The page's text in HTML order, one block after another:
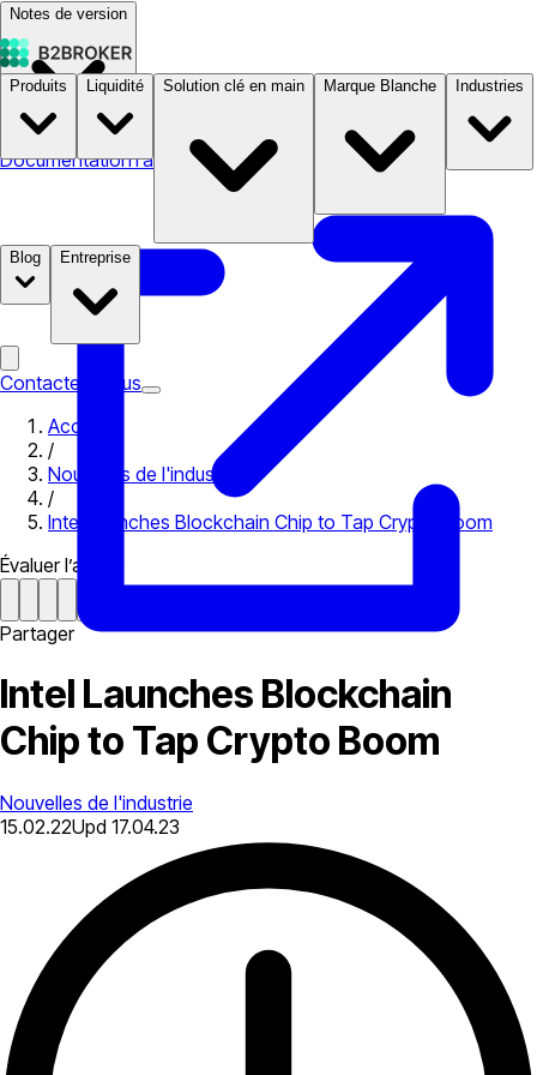
Notes de version
DocumentationTarifs B2STORE
Produits Liquidité Solution clé en main Marque Blanche Industries
Blog Entreprise
Contactez-nous
Accueil
/
Nouvelles de l'industrie
/
Intel Launches Blockchain Chip to Tap Crypto Boom
Évaluer l’article
Partager
Intel Launches Blockchain
Chip to Tap Crypto Boom
Nouvelles de l'industrie
15.02.22Upd 17.04.23